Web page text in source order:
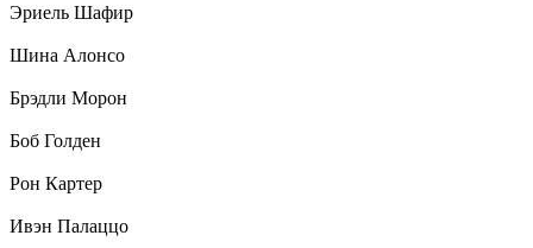
Эриель Шафир
Шина Алонсо
Брэдли Морон
Боб Голден
Рон Картер
Ивэн Палаццо